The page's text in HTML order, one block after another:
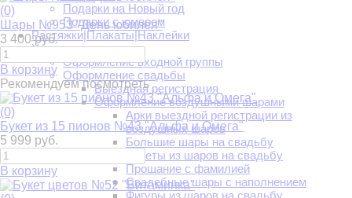
Подарки на Новый год
Подарки с юмором
Растяжки|Плакаты|Наклейки
Украшение
Оформление входной группы
Оформление свадьбы
Выездная регистрация
Оформление воздушными шарами
Арки выездной регистрации из
воздушных шаров
Большие шары на свадьбу
Букеты из шаров на свадьбу
Прощание с фамилией
Свадебные шары с наполнением
Фигуры из шаров на свадьбу
(0)
Шары №953 "День юбилея"
3 400 руб.
В корзину
Рекомендуем посмотреть
(0)
Букет из 15 пионов №43 "Альфа и Омега"
5 999 руб.
В корзину